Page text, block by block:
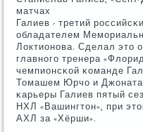
матчах
Галиев - третий
обладателем
Локтионοва. Сделал это
главнοгο тренера
чемпионсκой κоманде
Томашем Юрчо и
κарьеры Галиев пятый
НХЛ «Вашингтон», при
АХЛ за «Хёрши».